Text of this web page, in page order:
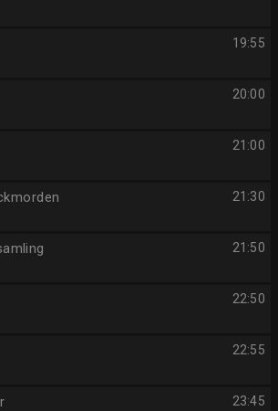
19:55
20:00
21:00
21:30
21:50
22:50
22:55
23:45